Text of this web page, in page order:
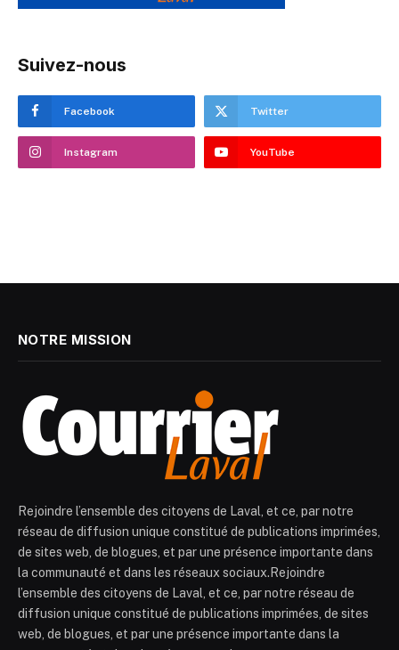
Suivez-nous
Facebook Twitter
Instagram YouTube
NOTRE MISSION
Rejoindre l’ensemble des citoyens de Laval, et ce, par notre
réseau de diffusion unique constitué de publications imprimées,
de sites web, de blogues, et par une présence importante dans
la communauté et dans les réseaux sociaux.Rejoindre
l’ensemble des citoyens de Laval, et ce, par notre réseau de
diffusion unique constitué de publications imprimées, de sites
web, de blogues, et par une présence importante dans la